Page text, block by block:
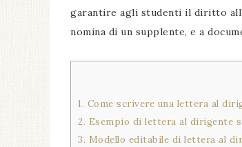
garantire agli studenti il diritto
nomina di un supplente, e a
1. Come scrivere una lettera al
2. Esempio di lettera al dirigente
3. Modello editabile di lettera al